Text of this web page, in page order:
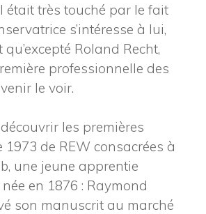
était très touché par le fait
s’intéresse à lui,
qu’excepté Roland Recht,
professionnelle des
le voir.
les premières
de REW consacrées à
une jeune apprentie
en 1876 : Raymond
son manuscrit au marché